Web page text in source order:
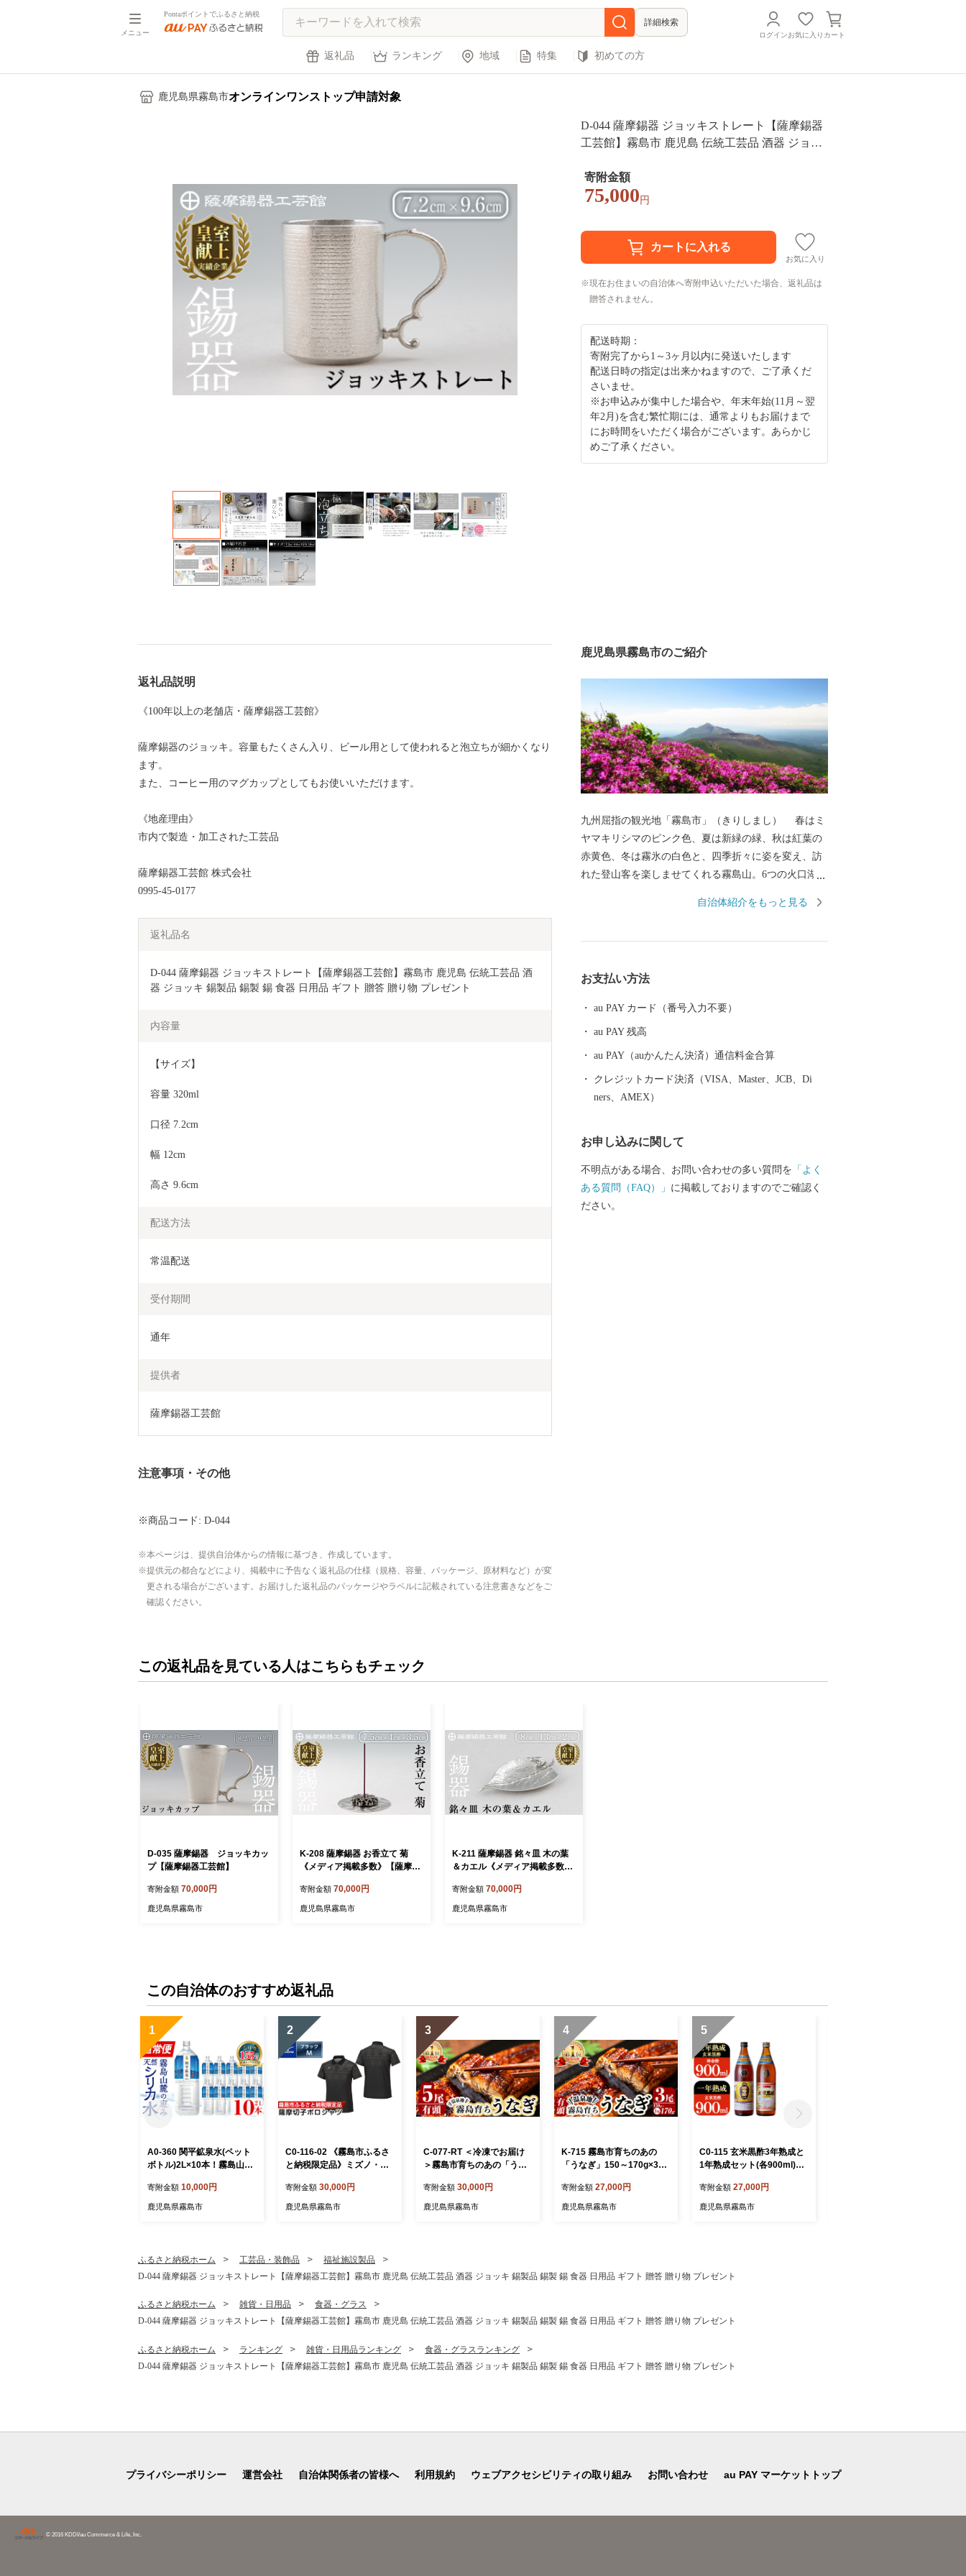
メニュー
Pontaポイントでふるさと納税
詳細検索
ログインお気に入り カート
返礼品 ランキング 地域 特集 初めての方
鹿児島県霧島市オンラインワンストップ申請対象
D-044 薩摩錫器 ジョッキストレート【薩摩錫器
工芸館】霧島市 鹿児島 伝統工芸品 酒器 ジョッ
物 プレゼント
寄附金額
75,000 円
お気に入り
現在お住まいの自治体へ寄附申込いただいた場合、返礼品は
贈答されません。
配送時期：
寄附完了から1～3ヶ月以内に発送いたします
配送日時の指定は出来かねますので、ご了承くだ
さいませ。
※お申込みが集中した場合や、年末年始(11月～翌
年2月)を含む繁忙期には、通常よりもお届けまで
にお時間をいただく場合がございます。あらかじ
めご了承ください。
返礼品説明
《100年以上の老舗店・薩摩錫器工芸館》
薩摩錫器のジョッキ。容量もたくさん入り、ビール用として使われると泡立ちが細かくなり
ます。
また、コーヒー用のマグカップとしてもお使いいただけます。
《地産理由》
市内で製造・加工された工芸品
薩摩錫器工芸館 株式会社
0995-45-0177
返礼品名
D-044 薩摩錫器 ジョッキストレート【薩摩錫器工芸館】霧島市 鹿児島 伝統工芸品 酒
器 ジョッキ 錫製品 錫製 錫 食器 日用品 ギフト 贈答 贈り物 プレゼント
内容量
【サイズ】
容量 320ml
口径 7.2cm
幅 12cm
高さ 9.6cm
配送方法
常温配送
受付期間
通年
提供者
薩摩錫器工芸館
注意事項・その他
※商品コード: D-044
本ページは、提供自治体からの情報に基づき、作成しています。
提供元の都合などにより、掲載中に予告なく返礼品の仕様（規格、容量、パッケージ、原材料など）が変
更される場合がございます。お届けした返礼品のパッケージやラベルに記載されている注意書きなどをご
確認ください。
鹿児島県霧島市のご紹介
九州屈指の観光地「霧島市」（きりしまし） 春はミ
ヤマキリシマのピンク色、夏は新緑の緑、秋は紅葉の
赤黄色、冬は霧氷の白色と、四季折々に姿を変え、訪
れた登山客を楽しませてくれる霧島山。6つの火口湖を
本で最初の国立公園に指定され、海・山・川・田園な
郷隆盛や坂本龍馬も霧島の温泉と大自然に癒されまし
治温泉など多種多様な温泉施設があり、自分好みの温
泉を楽しむことができます。 また、天照大神の孫の
ニニギノミコトが三種の神器を手に高千穂峰に降り立
ら多くの人が訪れます。 鹿児島空港があるまち霧島
自治体紹介をもっと見る
お支払い方法
au PAY カード（番号入力不要）
au PAY 残高
au PAY（auかんたん決済）通信料金合算
クレジットカード決済（VISA、Master、JCB、Di
ners、AMEX）
お申し込みに関して
不明点がある場合、お問い合わせの多い質問を 「よく
ある質問（FAQ）」 に掲載しておりますのでご確認く
ださい。
この返礼品を見ている人はこちらもチェック
D-035 薩摩錫器 ジョッキカッ
プ【薩摩錫器工芸館】
寄附金額 70,000円
鹿児島県霧島市
K-208 薩摩錫器 お香立て 菊
《メディア掲載多数》【薩摩錫
工芸品 錫製品 錫製 錫 インテリ
ア 線香 お香 ギフト 贈答 贈り物
寄附金額 70,000円
鹿児島県霧島市
K-211 薩摩錫器 銘々皿 木の葉
＆カエル《メディア掲載多数》
島 伝統工芸品 錫製品 錫製 錫 日
用品 皿 蛙 ギフト 贈答 贈り物
寄附金額 70,000円
鹿児島県霧島市
この自治体のおすすめ返礼品
1
A0-360 関平鉱泉水(ペット
ボトル)2L×10本！霧島山麓
温泉水♪美容と健康のミネラ
ル成分シリカが豊富なミネ
寄附金額 10,000円
鹿児島県霧島市
2
C0-116-02 《霧島市ふるさ
と納税限定品》ミズノ・薩
ク・M)【ミズノ】 日本製 国
産 スポーツ 運動 トレーニ
寄附金額 30,000円
鹿児島県霧島市
3
C-077-RT ＜冷凍でお届け
＞霧島市育ちのあの「うな
水産】霧島市 鰻 ウナギ 蒲
焼き 蒲焼 国産
寄附金額 30,000円
鹿児島県霧島市
4
K-715 霧島市育ちのあの
「うなぎ」150～170g×3
ウナギ 蒲焼き 蒲焼 国産
寄附金額 27,000円
鹿児島県霧島市
5
C0-115 玄米黒酢3年熟成と
1年熟成セット(各900ml)
寄附金額 27,000円
鹿児島県霧島市
ふるさと納税ホーム 工芸品・装飾品
福祉施設製品
D-044 薩摩錫器 ジョッキストレート【薩摩錫器工芸館】霧島市 鹿児島 伝統工芸品 酒器 ジョッキ 錫製品 錫製 錫 食器 日用品 ギフト 贈答 贈り物 プレゼント
ふるさと納税ホーム 雑貨・日用品
食器・グラス
D-044 薩摩錫器 ジョッキストレート【薩摩錫器工芸館】霧島市 鹿児島 伝統工芸品 酒器 ジョッキ 錫製品 錫製 錫 食器 日用品 ギフト 贈答 贈り物 プレゼント
ふるさと納税ホーム ランキング 雑貨・日用品ランキング
食器・グラスランキング
D-044 薩摩錫器 ジョッキストレート【薩摩錫器工芸館】霧島市 鹿児島 伝統工芸品 酒器 ジョッキ 錫製品 錫製 錫 食器 日用品 ギフト 贈答 贈り物 プレゼント
プライバシーポリシー 運営会社 自治体関係者の皆様へ 利用規約 ウェブアクセシビリティの取り組み お問い合わせ au PAY マーケットトップ
© 2016 KDDI/au Commerce & Life, Inc.